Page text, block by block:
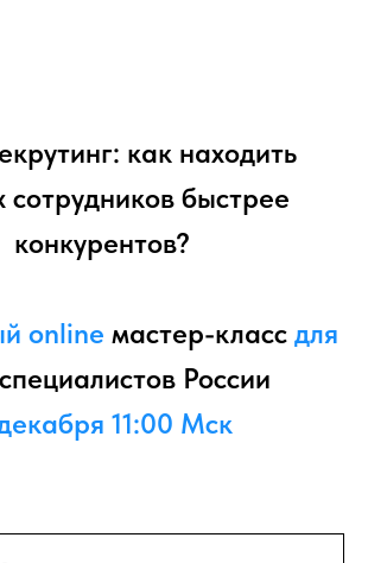
как находить
сотрудников быстрее
конкурентов?
online мастер-класс для
России
11:00 Мск